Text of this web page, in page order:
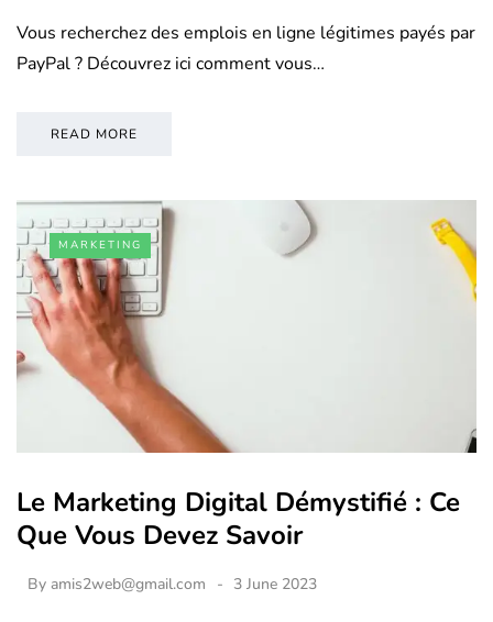
Vous recherchez des emplois en ligne légitimes payés par
PayPal ? Découvrez ici comment vous…
READ MORE
MARKETING
Le Marketing Digital Démystifié : Ce
Que Vous Devez Savoir
By amis2web@gmail.com 3 June 2023